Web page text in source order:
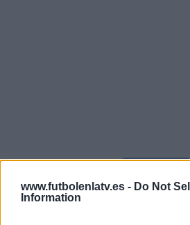
www.futbolenlatv.es - Do Not
Information